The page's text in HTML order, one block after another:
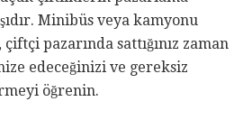
Minibüs veya kamyonu
pazarında sattığınız zaman
edeceğinizi ve gereksiz
öğrenin.